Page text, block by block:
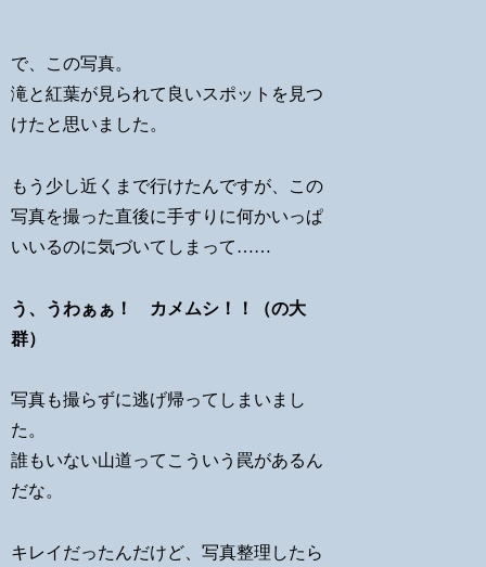
で、この写真。
滝と紅葉が見られて良いスポットを見つ
けたと思いました。
もう少し近くまで行けたんですが、この
写真を撮った直後に手すりに何かいっぱ
いいるのに気づいてしまって……
う、うわぁぁ！ カメムシ！！（の大
群）
写真も撮らずに逃げ帰ってしまいまし
た。
誰もいない山道ってこういう罠があるん
だな。
キレイだったんだけど、写真整理したら